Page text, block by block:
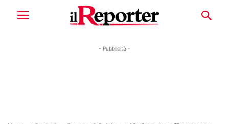
- Pubblicità -